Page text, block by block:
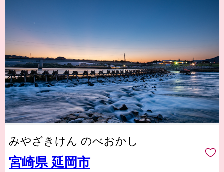
みやざきけん のべおかし
宮崎県 延岡市